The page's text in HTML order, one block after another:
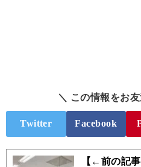
＼ この情報をお
Twitter Facebook
【←前の記事